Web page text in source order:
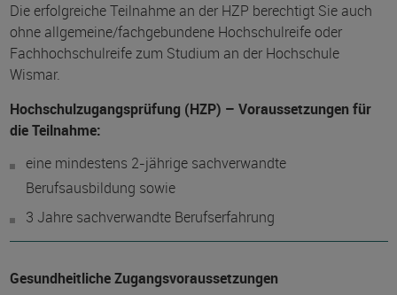
Die erfolgreiche Teilnahme an der HZP berechtigt Sie auch
ohne allgemeine/fachgebundene Hochschulreife oder
Fachhochschulreife zum Studium an der Hochschule
Wismar.
Hochschulzugangsprüfung (HZP) – Voraussetzungen für
die Teilnahme:
eine mindestens 2-jährige sachverwandte
Berufsausbildung sowie
3 Jahre sachverwandte Berufserfahrung
Gesundheitliche Zugangsvoraussetzungen